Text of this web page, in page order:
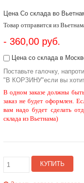
Цена Со склада во
Товар отправится из
- 360,00 руб.
Цена со склада в
Поставьте галочку,
"В КОРЗИНУ"если вы
В одном заказе должны
заказ не будет оформлен.
вам надо будет сделать
склада из Вьетнама)
КУПИТЬ